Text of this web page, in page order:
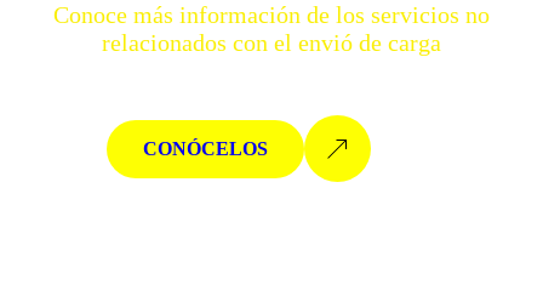
Conoce más información de los servicios no
relacionados con el envió de carga
CONÓCELOS